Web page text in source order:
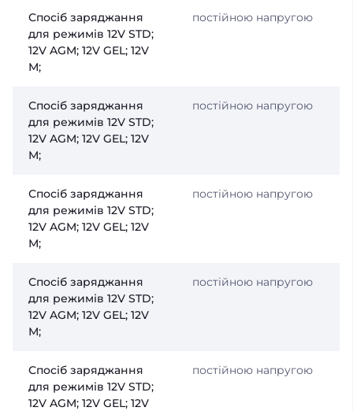
Спосіб заряджання
для режимів 12V STD;
12V AGM; 12V GEL; 12V
М;
постійною напругою
Спосіб заряджання
для режимів 12V STD;
12V AGM; 12V GEL; 12V
М;
постійною напругою
Спосіб заряджання
для режимів 12V STD;
12V AGM; 12V GEL; 12V
М;
постійною напругою
Спосіб заряджання
для режимів 12V STD;
12V AGM; 12V GEL; 12V
М;
постійною напругою
Спосіб заряджання
для режимів 12V STD;
12V AGM; 12V GEL; 12V
постійною напругою